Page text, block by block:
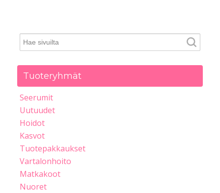
Tuoteryhmät
Seerumit
Uutuudet
Hoidot
Kasvot
Tuotepakkaukset
Vartalonhoito
Matkakoot
Nuoret